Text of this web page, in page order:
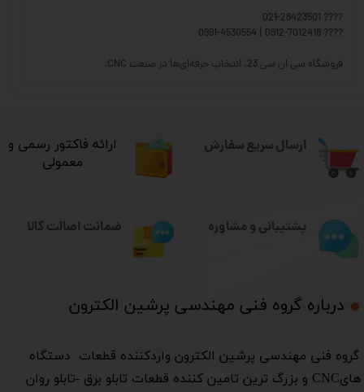
???? 021-28423501
???? 0912-7012418 | 0991-4530554
فروشگاه سی ان سی 23، انتخاب حرفه‌ای‌ها در صنعت CNC.
ارسال سریع سفارش
درباره گروه فنی مهندسی پرشین الکترون​​​​​​​
​گروه فنی مهندسی پرشین الکترون واردکننده قطعات دستگاه
هایCNC و بزرگ ترین تامین کننده قطعات تابلو برق -تابلو روان
​ارائه فاکتور رسمی و
معمولی
پشتیبانی و مشاوره ضمانت اصالت کالا